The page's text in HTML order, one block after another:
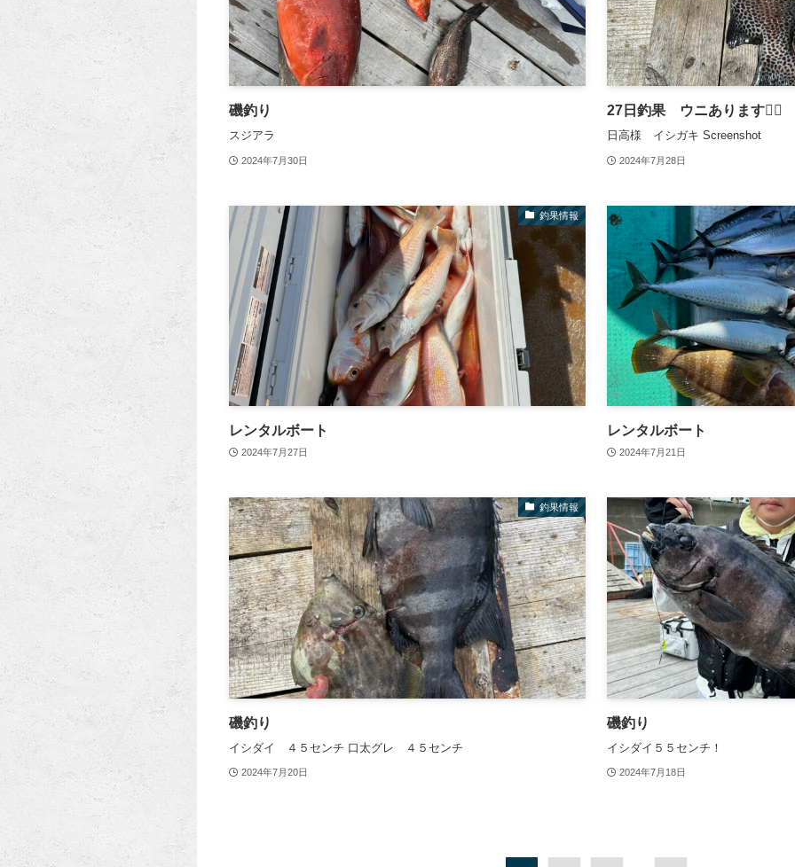
磯釣り
スジアラ
2024年7月30日
27日釣果 ウニあります🙆‍♂️
日高様 イシガキ Screenshot
2024年7月28日
釣果情報
レンタルボート
2024年7月27日
レンタルボート
2024年7月21日
釣果情報
磯釣り
イシダイ ４５センチ 口太グレ ４５センチ
2024年7月20日
磯釣り
イシダイ５５センチ！
2024年7月18日